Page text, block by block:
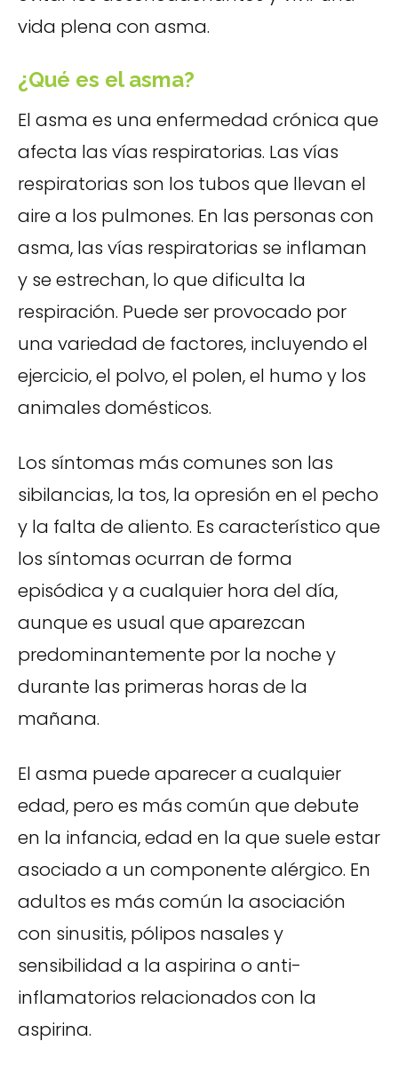
vida plena con asma.
¿Qué es el asma?
El asma es una enfermedad crónica que
afecta las vías respiratorias. Las vías
respiratorias son los tubos que llevan el
aire a los pulmones. En las personas con
asma, las vías respiratorias se inflaman
y se estrechan, lo que dificulta la
respiración. Puede ser provocado por
una variedad de factores, incluyendo el
ejercicio, el polvo, el polen, el humo y los
animales domésticos.
Los síntomas más comunes son las
sibilancias, la tos, la opresión en el pecho
y la falta de aliento. Es característico que
los síntomas ocurran de forma
episódica y a cualquier hora del día,
aunque es usual que aparezcan
predominantemente por la noche y
durante las primeras horas de la
mañana.
El asma puede aparecer a cualquier
edad, pero es más común que debute
en la infancia, edad en la que suele estar
asociado a un componente alérgico. En
adultos es más común la asociación
con sinusitis, pólipos nasales y
sensibilidad a la aspirina o anti-
inflamatorios relacionados con la
aspirina.